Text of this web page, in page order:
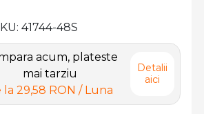
acum, plateste
mai tarziu
la 29,58 RON / Luna
Detalii
aici
41744-48S